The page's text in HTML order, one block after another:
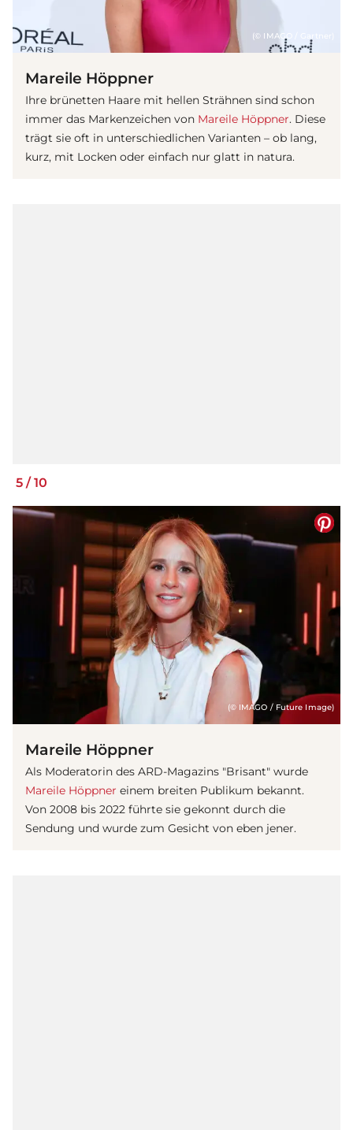
(© IMAGO / Gartner)
Mareile Höppner
Ihre brünetten Haare mit hellen Strähnen sind schon
immer das Markenzeichen von Mareile Höppner. Diese
trägt sie oft in unterschiedlichen Varianten – ob lang,
kurz, mit Locken oder einfach nur glatt in natura.
5 /10
(© IMAGO / Future Image)
Mareile Höppner
Als Moderatorin des ARD-Magazins "Brisant" wurde
Mareile Höppner einem breiten Publikum bekannt.
Von 2008 bis 2022 führte sie gekonnt durch die
Sendung und wurde zum Gesicht von eben jener.